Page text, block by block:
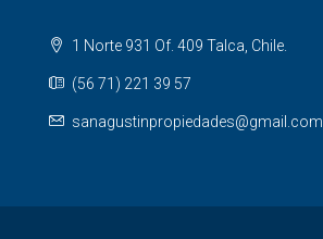
1 Norte 931 Of. 409 Talca, Chile.
(56 71) 221 39 57
sanagustinpropiedades@gmail.com